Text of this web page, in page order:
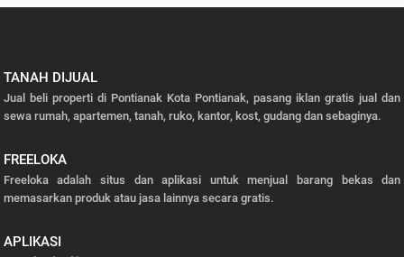
TANAH DIJUAL
Jual beli properti di Pontianak Kota Pontianak, pasang iklan gratis jual dan
sewa rumah, apartemen, tanah, ruko, kantor, kost, gudang dan sebaginya.
FREELOKA
Freeloka adalah situs dan aplikasi untuk menjual barang bekas dan
memasarkan produk atau jasa lainnya secara gratis.
APLIKASI